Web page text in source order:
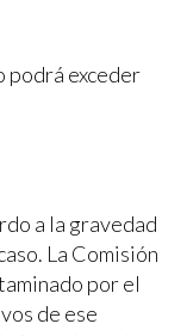
podrá exceder
a la gravedad
La Comisión
por el
de ese